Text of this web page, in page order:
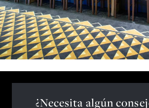
¿Necesita algún